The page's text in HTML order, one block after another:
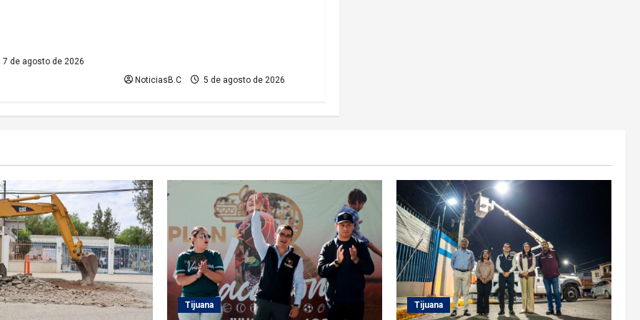
7 de agosto de 2026
NoticiasB.C 5 de agosto de 2026
Tijuana Tijuana